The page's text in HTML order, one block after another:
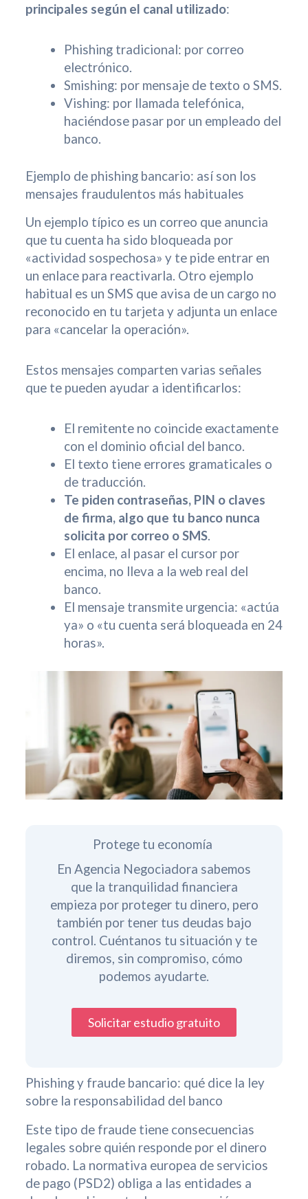
principales según el canal utilizado:
Phishing tradicional: por correo
electrónico.
Smishing: por mensaje de texto o SMS.
Vishing: por llamada telefónica,
haciéndose pasar por un empleado del
banco.
Ejemplo de phishing bancario: así son los
mensajes fraudulentos más habituales
Un ejemplo típico es un correo que anuncia
que tu cuenta ha sido bloqueada por
«actividad sospechosa» y te pide entrar en
un enlace para reactivarla. Otro ejemplo
habitual es un SMS que avisa de un cargo no
reconocido en tu tarjeta y adjunta un enlace
para «cancelar la operación».
Estos mensajes comparten varias señales
que te pueden ayudar a identificarlos:
El remitente no coincide exactamente
con el dominio oficial del banco.
El texto tiene errores gramaticales o
de traducción.
Te piden contraseñas, PIN o claves
de firma, algo que tu banco nunca
solicita por correo o SMS.
El enlace, al pasar el cursor por
encima, no lleva a la web real del
banco.
El mensaje transmite urgencia: «actúa
ya» o «tu cuenta será bloqueada en 24
horas».
Protege tu economía
En Agencia Negociadora sabemos
que la tranquilidad financiera
empieza por proteger tu dinero, pero
también por tener tus deudas bajo
control. Cuéntanos tu situación y te
diremos, sin compromiso, cómo
podemos ayudarte.
Solicitar estudio gratuito
Phishing y fraude bancario: qué dice la ley
sobre la responsabilidad del banco
Este tipo de fraude tiene consecuencias
legales sobre quién responde por el dinero
robado. La normativa europea de servicios
de pago (PSD2) obliga a las entidades a